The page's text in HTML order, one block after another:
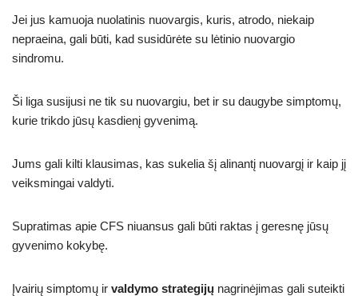
Jei jus kamuoja nuolatinis nuovargis, kuris, atrodo, niekaip
nepraeina, gali būti, kad susidūrėte su lėtinio nuovargio
sindromu.
Ši liga susijusi ne tik su nuovargiu, bet ir su daugybe simptomų,
kurie trikdo jūsų kasdienį gyvenimą.
Jums gali kilti klausimas, kas sukelia šį alinantį nuovargį ir kaip jį
veiksmingai valdyti.
Supratimas apie CFS niuansus gali būti raktas į geresnę jūsų
gyvenimo kokybę.
Įvairių simptomų ir valdymo strategijų nagrinėjimas gali suteikti